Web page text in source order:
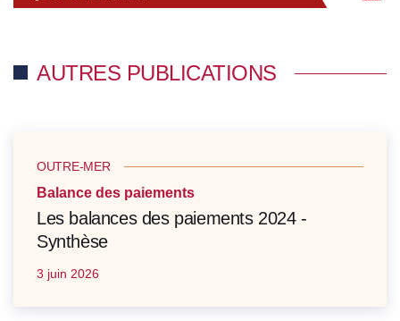
AUTRES PUBLICATIONS
OUTRE-MER
Balance des paiements
Les balances des paiements 2024 -
Synthèse
3 juin 2026